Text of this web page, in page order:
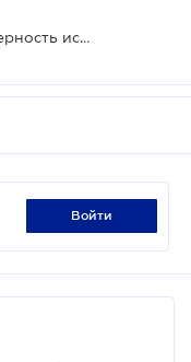
Верховный Суд подтвердил правомерность использования во время налоговых проверок информации из Системы учета данных РРО
войти